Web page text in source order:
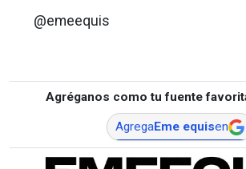
@emeequis
Agréganos como tu fuente
AgregaEme equisen